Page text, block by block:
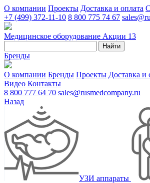
О компании Проекты Доставка и оплата
+7 (499) 372-11-10 8 800 775 74 67
Медицинское оборудование Акции 13
Найти
Бренды
О компании Бренды Проекты Доставка и
Видео Контакты
8 800 777 64 70 sales@rusmedcompany.ru
Назад
УЗИ аппараты